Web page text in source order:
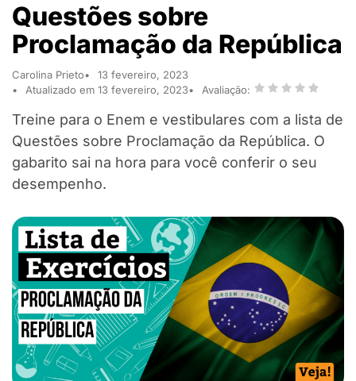
Questões sobre
Proclamação da República
Carolina Prieto
13 fevereiro, 2023
Atualizado em 13 fevereiro, 2023
Avaliação:
Treine para o Enem e vestibulares com a lista de
Questões sobre Proclamação da República. O
gabarito sai na hora para você conferir o seu
desempenho.